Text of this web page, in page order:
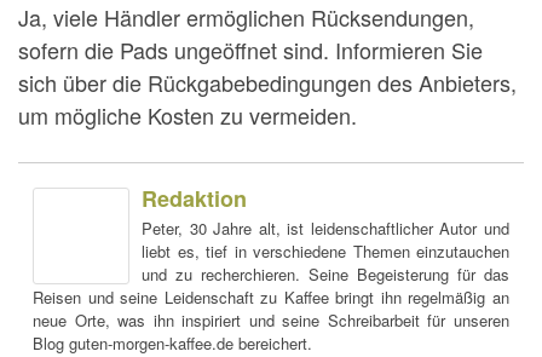
Ja, viele Händler ermöglichen Rücksendungen,
sofern die Pads ungeöffnet sind. Informieren Sie
sich über die Rückgabebedingungen des Anbieters,
um mögliche Kosten zu vermeiden.
Redaktion
Peter, 30 Jahre alt, ist leidenschaftlicher Autor und
liebt es, tief in verschiedene Themen einzutauchen
und zu recherchieren. Seine Begeisterung für das
Reisen und seine Leidenschaft zu Kaffee bringt ihn regelmäßig an
neue Orte, was ihn inspiriert und seine Schreibarbeit für unseren
Blog guten-morgen-kaffee.de bereichert.